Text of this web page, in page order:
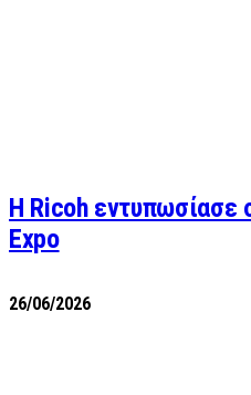
Η Ricoh εντυπωσίασε
Expo
26/06/2026